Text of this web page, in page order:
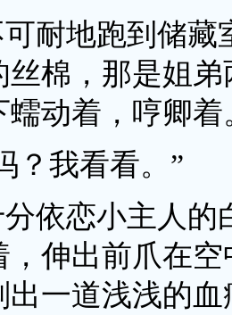
耐地跑到储藏
丝棉，那是姐
蠕动着，哼卿
？我看看。”
依恋小主人的
，伸出前爪在
出一道浅浅的